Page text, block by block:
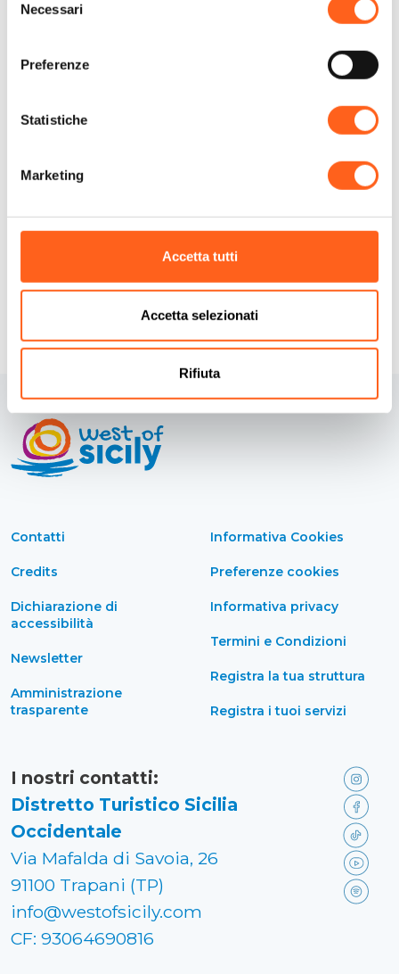
delNecessari
Preferenze
Statistiche
Marketing
Accetta tutti
Accetta selezionati
Rifiuta
via vasile 9
Emailseisastp@gmail.com
Richiedi info
Contatti
Credits
Dichiarazione di
accessibilità
Newsletter
Amministrazione
trasparente
Informativa Cookies
Preferenze cookies
Informativa privacy
Termini e Condizioni
Registra la tua struttura
Registra i tuoi servizi
I nostri contatti:
Distretto Turistico Sicilia
Occidentale
Via Mafalda di Savoia, 26
91100 Trapani (TP)
info@westofsicily.com
CF: 93064690816